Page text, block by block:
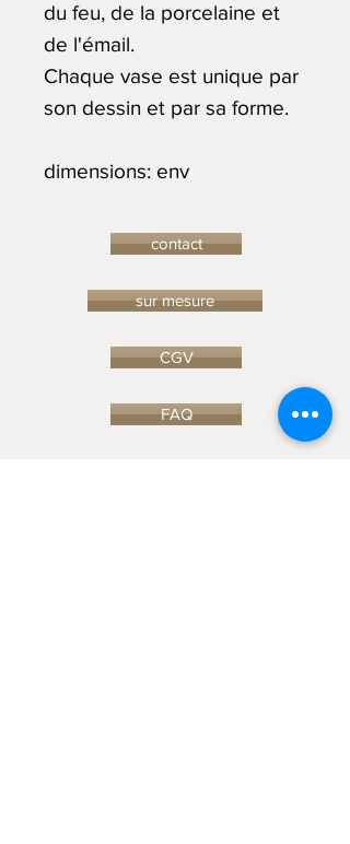
du feu, de la porcelaine et
de l'émail.
Chaque vase est unique par
son dessin et par sa forme.
dimensions: env
contact
sur mesure
CGV
FAQ